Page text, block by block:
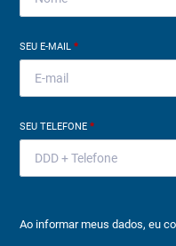
SEU E-MAIL*
SEU TELEFONE*
Ao informar meus dados, eu